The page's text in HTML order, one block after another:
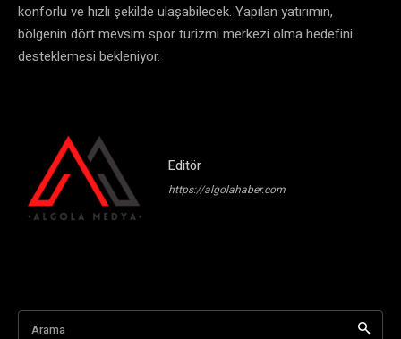
konforlu ve hızlı şekilde ulaşabilecek. Yapılan yatırımın,
bölgenin dört mevsim spor turizmi merkezi olma hedefini
desteklemesi bekleniyor.
Editör
https://algolahaber.com
Arama